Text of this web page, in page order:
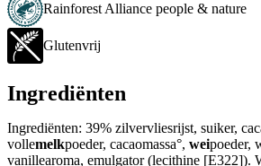
Rainforest Alliance people & nature
Glutenvrij
Ingrediënten
Ingrediënten: 39% zilvervliesrijst, suiker,
vollemelkpoeder, cacaomassa°, weipoeder,
vanillearoma, emulgator (lecithine [E322]).